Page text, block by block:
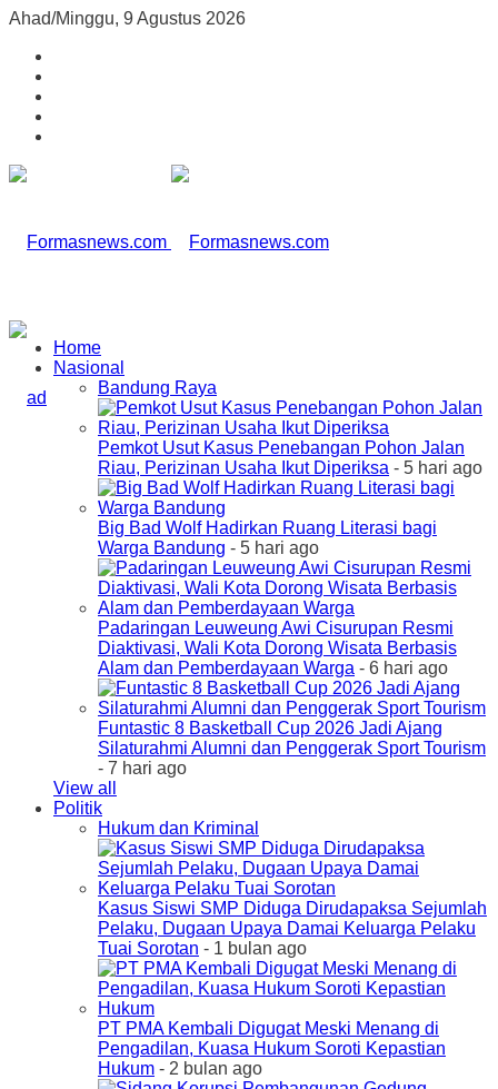
Ahad/Minggu, 9 Agustus 2026
Home
Nasional
Bandung Raya
Pemkot Usut Kasus Penebangan Pohon Jalan
Riau, Perizinan Usaha Ikut Diperiksa - 5 hari ago
Big Bad Wolf Hadirkan Ruang Literasi bagi
Warga Bandung - 5 hari ago
Padaringan Leuweung Awi Cisurupan Resmi
Diaktivasi, Wali Kota Dorong Wisata Berbasis
Alam dan Pemberdayaan Warga - 6 hari ago
Funtastic 8 Basketball Cup 2026 Jadi Ajang
Silaturahmi Alumni dan Penggerak Sport Tourism
- 7 hari ago
View all
Politik
Hukum dan Kriminal
Kasus Siswi SMP Diduga Dirudapaksa Sejumlah
Pelaku, Dugaan Upaya Damai Keluarga Pelaku
Tuai Sorotan - 1 bulan ago
PT PMA Kembali Digugat Meski Menang di
Pengadilan, Kuasa Hukum Soroti Kepastian
Hukum - 2 bulan ago